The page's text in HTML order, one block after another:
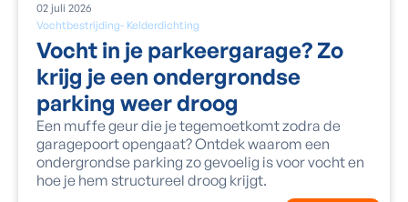
Vochtbestrijding- Kelderdichting
02 juli 2026
Vocht in je parkeergarage? Zo
krijg je een ondergrondse
parking weer droog
Een muffe geur die je tegemoetkomt zodra de
garagepoort opengaat? Ontdek waarom een
ondergrondse parking zo gevoelig is voor vocht en
hoe je hem structureel droog krijgt.